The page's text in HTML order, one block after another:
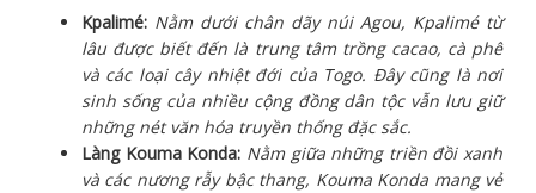
Kpalimé: Nằm dưới chân dãy núi Agou, Kpalimé từ
lâu được biết đến là trung tâm trồng cacao, cà phê
và các loại cây nhiệt đới của Togo. Đây cũng là nơi
sinh sống của nhiều cộng đồng dân tộc vẫn lưu giữ
những nét văn hóa truyền thống đặc sắc.
Làng Kouma Konda: Nằm giữa những triền đồi xanh
và các nương rẫy bậc thang, Kouma Konda mang vẻ